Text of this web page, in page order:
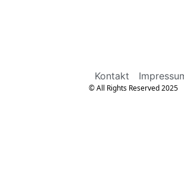
Kontakt
© All Rights Reserved 2025